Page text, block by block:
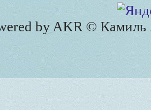
by AKR © Камиль